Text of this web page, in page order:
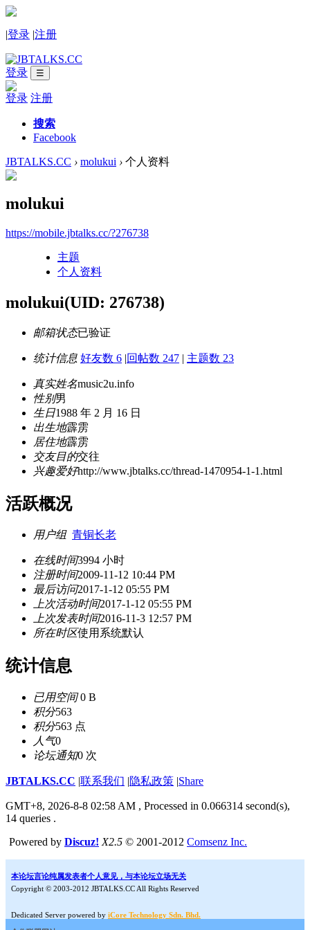
|登录 |注册
登录 ☰
登录 注册
搜索
Facebook
JBTALKS.CC › molukui › 个人资料
molukui
https://mobile.jbtalks.cc/?276738
主题
个人资料
molukui(UID: 276738)
邮箱状态已验证
统计信息 好友数 6 |回帖数 247 | 主题数 23
真实姓名music2u.info
性别男
生日1988 年 2 月 16 日
出生地霹雳
居住地霹雳
交友目的交往
兴趣爱好http://www.jbtalks.cc/thread-1470954-1-1.html
活跃概况
用户组 青铜长老
在线时间3994 小时
注册时间2009-11-12 10:44 PM
最后访问2017-1-12 05:55 PM
上次活动时间2017-1-12 05:55 PM
上次发表时间2016-11-3 12:57 PM
所在时区使用系统默认
统计信息
已用空间0 B
积分563
积分563 点
人气0
论坛通知0 次
JBTALKS.CC |联系我们 |隐私政策 |Share
GMT+8, 2026-8-8 02:58 AM , Processed in 0.066314 second(s),
14 queries .
Powered by Discuz! X2.5 © 2001-2012 Comsenz Inc.
本论坛言论纯属发表者个人意见，与本论坛立场无关
Copyright © 2003-2012 JBTALKS.CC All Rights Reserved
Dedicated Server powered by iCore Technology Sdn. Bhd.